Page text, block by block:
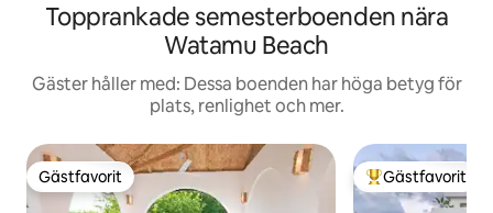
Topprankade semesterboenden nära
Watamu Beach
Gäster håller med: Dessa boenden har höga betyg för
plats, renlighet och mer.
Gästfavorit
Gästfavorit Populär
Gästfavorit